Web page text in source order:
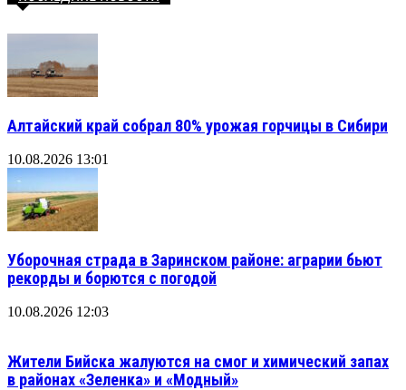
Алтайский край собрал 80% урожая горчицы в Сибири
10.08.2026 13:01
Уборочная страда в Заринском районе: аграрии бьют
рекорды и борются с погодой
10.08.2026 12:03
Жители Бийска жалуются на смог и химический запах
в районах «Зеленка» и «Модный»